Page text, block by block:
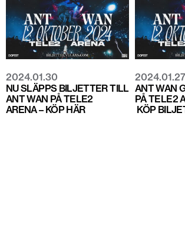
2024.01.30
NU SLÄPPS BILJETTER TILL
ANT WAN PÅ TELE2
ARENA – KÖP HÄR
2024.01.27
ANT WAN
PÅ TELE2
KÖP